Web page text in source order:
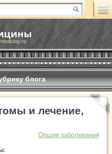
блога
и лечение,
Общие заболевания